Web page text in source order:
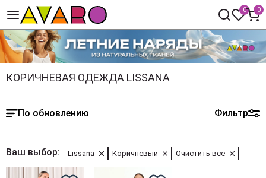
0 0
КОРИЧНЕВАЯ ОДЕЖДА LISSANA
По обновлению Фильтр
Ваш выбор: Lissana Коричневый Очистить все